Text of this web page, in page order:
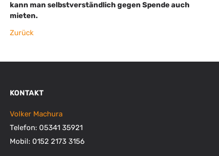
kann man selbstverständlich gegen Spende auch
mieten.
Zurück
KONTAKT
Volker Machura
Telefon: 05341 35921
Mobil: 0152 2173 3156